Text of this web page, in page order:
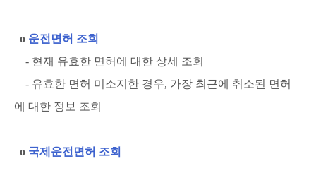
ο 운전면허 조회
- 현재 유효한 면허에 대한 상세 조회
- 유효한 면허 미소지한 경우, 가장 최근에 취소된 면허
에 대한 정보 조회
ο 국제운전면허 조회